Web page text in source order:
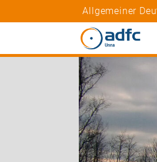
Allgemeiner